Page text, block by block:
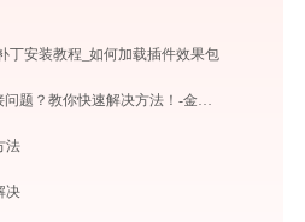
丁安装教程_如何加载插件效果包
佳能PRO-100打印机连接问题？教你快速解决方法！-金山毒霸
法
决